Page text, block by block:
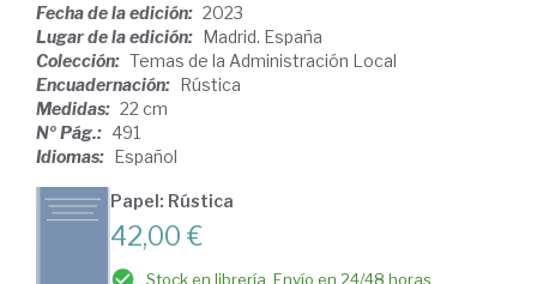
Fecha de la edición: 2023
Lugar de la edición: Madrid. España
Colección: Temas de la Administración Local
Encuadernación: Rústica
Medidas: 22 cm
Nº Pág.: 491
Idiomas: Español
Papel: Rústica
42,00 €
Stock en librería. Envío en 24/48 horas